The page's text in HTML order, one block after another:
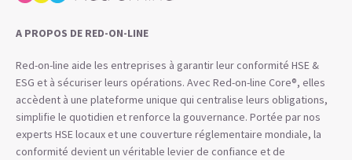
A PROPOS DE RED-ON-LINE
Red-on-line aide les entreprises à garantir leur conformité HSE &
ESG et à sécuriser leurs opérations. Avec Red-on-line Core®, elles
accèdent à une plateforme unique qui centralise leurs obligations,
simplifie le quotidien et renforce la gouvernance. Portée par nos
experts HSE locaux et une couverture réglementaire mondiale, la
conformité devient un véritable levier de confiance et de